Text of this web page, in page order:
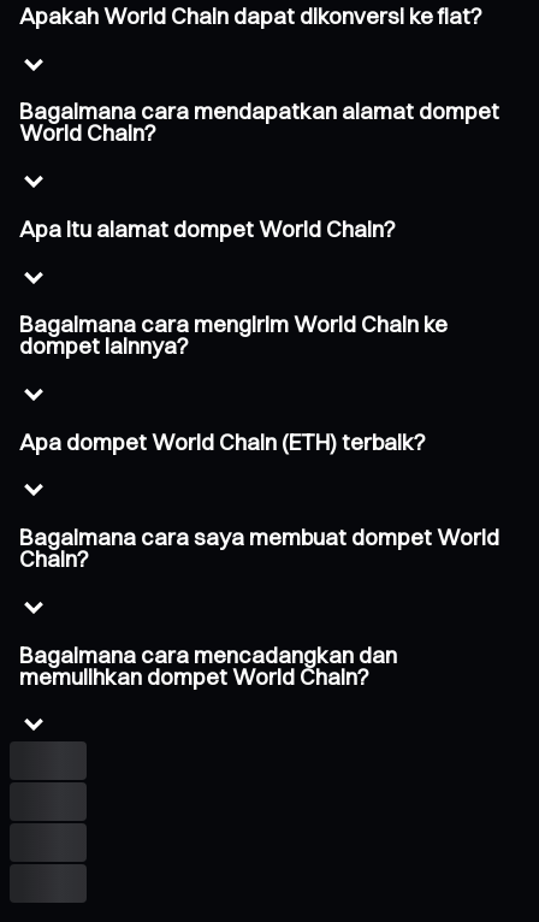
Apakah World Chain dapat dikonversi ke fiat?
Bagaimana cara mendapatkan alamat dompet
World Chain?
Apa itu alamat dompet World Chain?
Bagaimana cara mengirim World Chain ke
dompet lainnya?
Apa dompet World Chain (ETH) terbaik?
Bagaimana cara saya membuat dompet World
Chain?
Bagaimana cara mencadangkan dan
memulihkan dompet World Chain?